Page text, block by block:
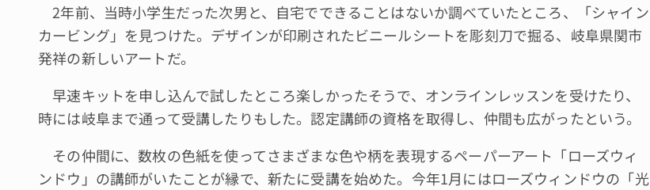
2年前、当時小学生だった次男と、自宅でできることはないか調べていたところ、「シャイン
カービング」を見つけた。デザインが印刷されたビニールシートを彫刻刀で掘る、岐阜県関市
発祥の新しいアートだ。
早速キットを申し込んで試したところ楽しかったそうで、オンラインレッスンを受けたり、
時には岐阜まで通って受講したりもした。認定講師の資格を取得し、仲間も広がったという。
その仲間に、数枚の色紙を使ってさまざまな色や柄を表現するペーパーアート「ローズウィ
ンドウ」の講師がいたことが縁で、新たに受講を始めた。今年1月にはローズウィンドウの「光